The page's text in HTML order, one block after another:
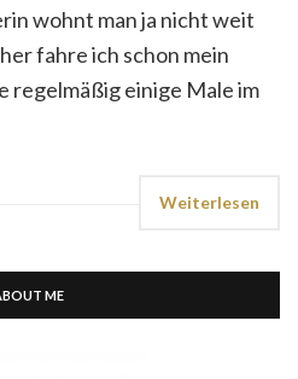
wohnt man ja nicht weit
fahre ich schon mein
regelmäßig einige Male im
Weiterlesen
ME